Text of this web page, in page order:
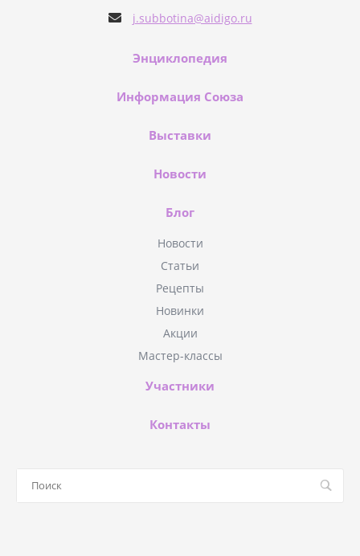
j.subbotina@aidigo.ru
Энциклопедия
Информация Союза
Выставки
Новости
Блог
Новости
Статьи
Рецепты
Новинки
Акции
Мастер-классы
Участники
Контакты